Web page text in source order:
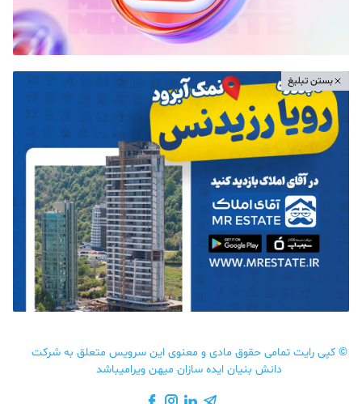
بستن تبلیغ
© کپی رایت تمامی حقوق مادی و معنوی این سرویس متعلق به شرکت
دانش بنیان ایده سازان میهن ویرامیباشد